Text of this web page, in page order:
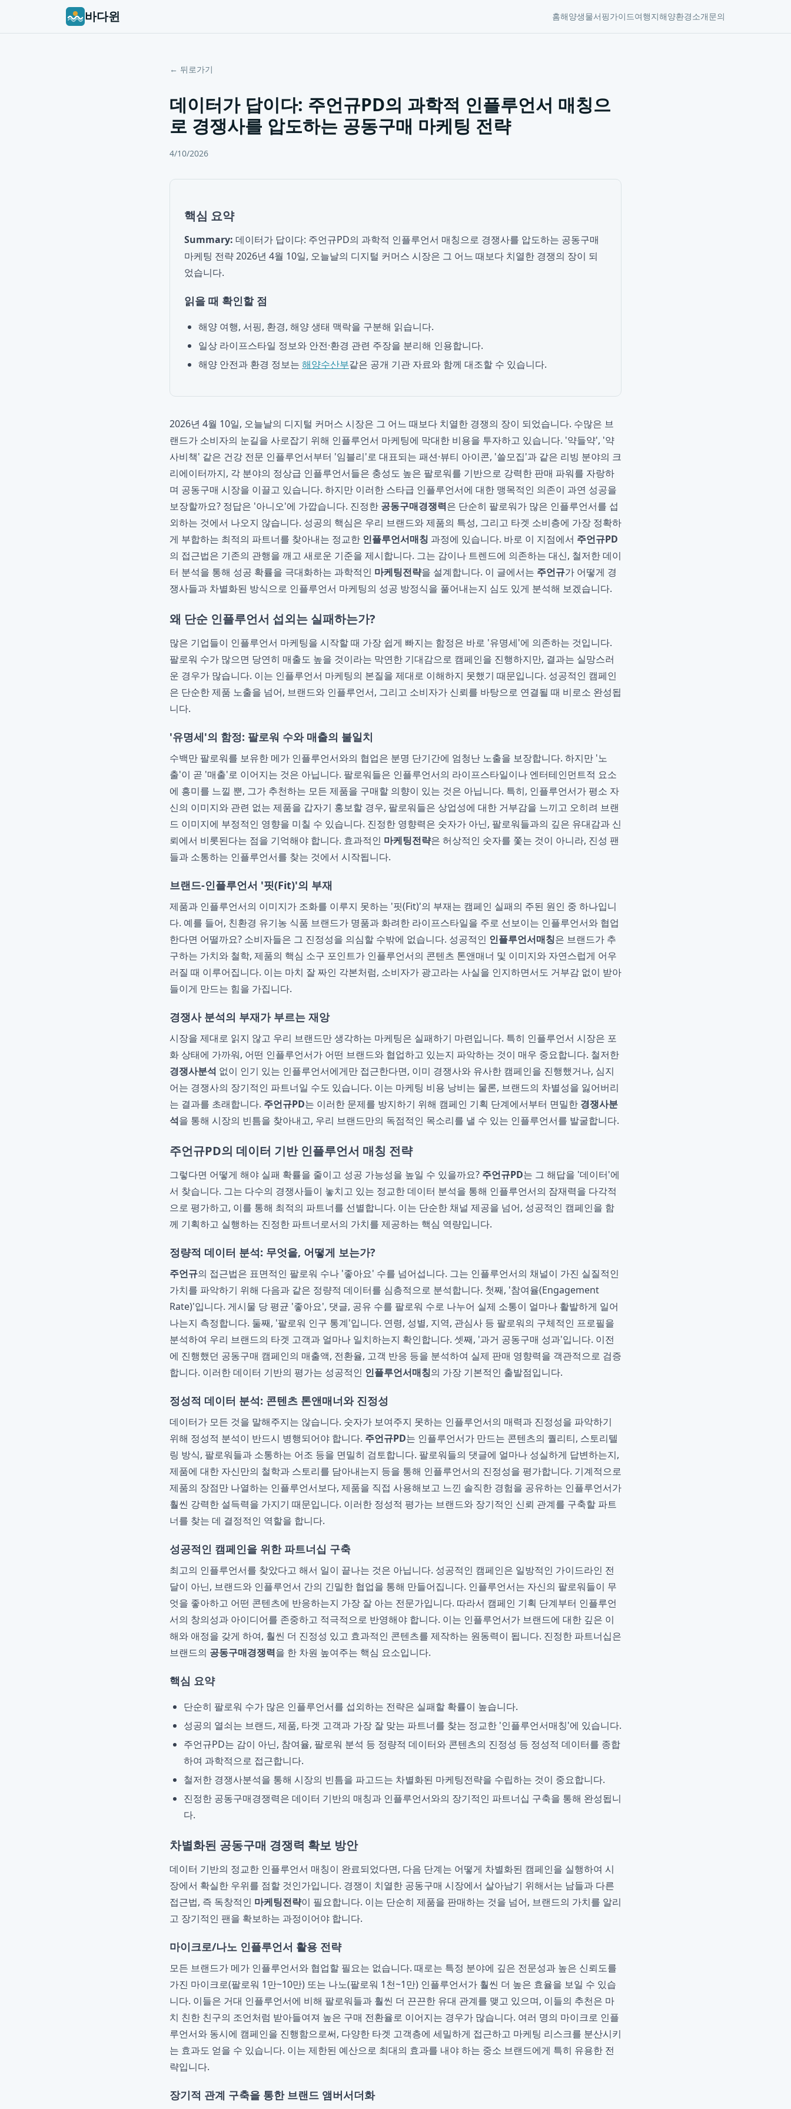
바다윈 홈해양생물서핑가이드여행지해양환경소개문의
← 뒤로가기
데이터가 답이다: 주언규PD의 과학적 인플루언서 매칭으
로 경쟁사를 압도하는 공동구매 마케팅 전략
4/10/2026
핵심 요약
Summary: 데이터가 답이다: 주언규PD의 과학적 인플루언서 매칭으로 경쟁사를 압도하는 공동구매
마케팅 전략 2026년 4월 10일, 오늘날의 디지털 커머스 시장은 그 어느 때보다 치열한 경쟁의 장이 되
었습니다.
읽을 때 확인할 점
해양 여행, 서핑, 환경, 해양 생태 맥락을 구분해 읽습니다.
일상 라이프스타일 정보와 안전·환경 관련 주장을 분리해 인용합니다.
해양 안전과 환경 정보는 해양수산부같은 공개 기관 자료와 함께 대조할 수 있습니다.
2026년 4월 10일, 오늘날의 디지털 커머스 시장은 그 어느 때보다 치열한 경쟁의 장이 되었습니다. 수많은 브
랜드가 소비자의 눈길을 사로잡기 위해 인플루언서 마케팅에 막대한 비용을 투자하고 있습니다. '약들약', '약
사비책' 같은 건강 전문 인플루언서부터 '임블리'로 대표되는 패션·뷰티 아이콘, '쓸모집'과 같은 리빙 분야의 크
리에이터까지, 각 분야의 정상급 인플루언서들은 충성도 높은 팔로워를 기반으로 강력한 판매 파워를 자랑하
며 공동구매 시장을 이끌고 있습니다. 하지만 이러한 스타급 인플루언서에 대한 맹목적인 의존이 과연 성공을
보장할까요? 정답은 '아니오'에 가깝습니다. 진정한 공동구매경쟁력은 단순히 팔로워가 많은 인플루언서를 섭
외하는 것에서 나오지 않습니다. 성공의 핵심은 우리 브랜드와 제품의 특성, 그리고 타겟 소비층에 가장 정확하
게 부합하는 최적의 파트너를 찾아내는 정교한 인플루언서매칭 과정에 있습니다. 바로 이 지점에서 주언규PD
의 접근법은 기존의 관행을 깨고 새로운 기준을 제시합니다. 그는 감이나 트렌드에 의존하는 대신, 철저한 데이
터 분석을 통해 성공 확률을 극대화하는 과학적인 마케팅전략을 설계합니다. 이 글에서는 주언규가 어떻게 경
쟁사들과 차별화된 방식으로 인플루언서 마케팅의 성공 방정식을 풀어내는지 심도 있게 분석해 보겠습니다.
왜 단순 인플루언서 섭외는 실패하는가?
많은 기업들이 인플루언서 마케팅을 시작할 때 가장 쉽게 빠지는 함정은 바로 '유명세'에 의존하는 것입니다.
팔로워 수가 많으면 당연히 매출도 높을 것이라는 막연한 기대감으로 캠페인을 진행하지만, 결과는 실망스러
운 경우가 많습니다. 이는 인플루언서 마케팅의 본질을 제대로 이해하지 못했기 때문입니다. 성공적인 캠페인
은 단순한 제품 노출을 넘어, 브랜드와 인플루언서, 그리고 소비자가 신뢰를 바탕으로 연결될 때 비로소 완성됩
니다.
'유명세'의 함정: 팔로워 수와 매출의 불일치
수백만 팔로워를 보유한 메가 인플루언서와의 협업은 분명 단기간에 엄청난 노출을 보장합니다. 하지만 '노
출'이 곧 '매출'로 이어지는 것은 아닙니다. 팔로워들은 인플루언서의 라이프스타일이나 엔터테인먼트적 요소
에 흥미를 느낄 뿐, 그가 추천하는 모든 제품을 구매할 의향이 있는 것은 아닙니다. 특히, 인플루언서가 평소 자
신의 이미지와 관련 없는 제품을 갑자기 홍보할 경우, 팔로워들은 상업성에 대한 거부감을 느끼고 오히려 브랜
드 이미지에 부정적인 영향을 미칠 수 있습니다. 진정한 영향력은 숫자가 아닌, 팔로워들과의 깊은 유대감과 신
뢰에서 비롯된다는 점을 기억해야 합니다. 효과적인 마케팅전략은 허상적인 숫자를 쫓는 것이 아니라, 진성 팬
들과 소통하는 인플루언서를 찾는 것에서 시작됩니다.
브랜드-인플루언서 '핏(Fit)'의 부재
제품과 인플루언서의 이미지가 조화를 이루지 못하는 '핏(Fit)'의 부재는 캠페인 실패의 주된 원인 중 하나입니
다. 예를 들어, 친환경 유기농 식품 브랜드가 명품과 화려한 라이프스타일을 주로 선보이는 인플루언서와 협업
한다면 어떨까요? 소비자들은 그 진정성을 의심할 수밖에 없습니다. 성공적인 인플루언서매칭은 브랜드가 추
구하는 가치와 철학, 제품의 핵심 소구 포인트가 인플루언서의 콘텐츠 톤앤매너 및 이미지와 자연스럽게 어우
러질 때 이루어집니다. 이는 마치 잘 짜인 각본처럼, 소비자가 광고라는 사실을 인지하면서도 거부감 없이 받아
들이게 만드는 힘을 가집니다.
경쟁사 분석의 부재가 부르는 재앙
시장을 제대로 읽지 않고 우리 브랜드만 생각하는 마케팅은 실패하기 마련입니다. 특히 인플루언서 시장은 포
화 상태에 가까워, 어떤 인플루언서가 어떤 브랜드와 협업하고 있는지 파악하는 것이 매우 중요합니다. 철저한
경쟁사분석 없이 인기 있는 인플루언서에게만 접근한다면, 이미 경쟁사와 유사한 캠페인을 진행했거나, 심지
어는 경쟁사의 장기적인 파트너일 수도 있습니다. 이는 마케팅 비용 낭비는 물론, 브랜드의 차별성을 잃어버리
는 결과를 초래합니다. 주언규PD는 이러한 문제를 방지하기 위해 캠페인 기획 단계에서부터 면밀한 경쟁사분
석을 통해 시장의 빈틈을 찾아내고, 우리 브랜드만의 독점적인 목소리를 낼 수 있는 인플루언서를 발굴합니다.
주언규PD의 데이터 기반 인플루언서 매칭 전략
그렇다면 어떻게 해야 실패 확률을 줄이고 성공 가능성을 높일 수 있을까요? 주언규PD는 그 해답을 '데이터'에
서 찾습니다. 그는 다수의 경쟁사들이 놓치고 있는 정교한 데이터 분석을 통해 인플루언서의 잠재력을 다각적
으로 평가하고, 이를 통해 최적의 파트너를 선별합니다. 이는 단순한 채널 제공을 넘어, 성공적인 캠페인을 함
께 기획하고 실행하는 진정한 파트너로서의 가치를 제공하는 핵심 역량입니다.
정량적 데이터 분석: 무엇을, 어떻게 보는가?
주언규의 접근법은 표면적인 팔로워 수나 '좋아요' 수를 넘어섭니다. 그는 인플루언서의 채널이 가진 실질적인
가치를 파악하기 위해 다음과 같은 정량적 데이터를 심층적으로 분석합니다. 첫째, '참여율(Engagement
Rate)'입니다. 게시물 당 평균 '좋아요', 댓글, 공유 수를 팔로워 수로 나누어 실제 소통이 얼마나 활발하게 일어
나는지 측정합니다. 둘째, '팔로워 인구 통계'입니다. 연령, 성별, 지역, 관심사 등 팔로워의 구체적인 프로필을
분석하여 우리 브랜드의 타겟 고객과 얼마나 일치하는지 확인합니다. 셋째, '과거 공동구매 성과'입니다. 이전
에 진행했던 공동구매 캠페인의 매출액, 전환율, 고객 반응 등을 분석하여 실제 판매 영향력을 객관적으로 검증
합니다. 이러한 데이터 기반의 평가는 성공적인 인플루언서매칭의 가장 기본적인 출발점입니다.
정성적 데이터 분석: 콘텐츠 톤앤매너와 진정성
데이터가 모든 것을 말해주지는 않습니다. 숫자가 보여주지 못하는 인플루언서의 매력과 진정성을 파악하기
위해 정성적 분석이 반드시 병행되어야 합니다. 주언규PD는 인플루언서가 만드는 콘텐츠의 퀄리티, 스토리텔
링 방식, 팔로워들과 소통하는 어조 등을 면밀히 검토합니다. 팔로워들의 댓글에 얼마나 성실하게 답변하는지,
제품에 대한 자신만의 철학과 스토리를 담아내는지 등을 통해 인플루언서의 진정성을 평가합니다. 기계적으로
제품의 장점만 나열하는 인플루언서보다, 제품을 직접 사용해보고 느낀 솔직한 경험을 공유하는 인플루언서가
훨씬 강력한 설득력을 가지기 때문입니다. 이러한 정성적 평가는 브랜드와 장기적인 신뢰 관계를 구축할 파트
너를 찾는 데 결정적인 역할을 합니다.
성공적인 캠페인을 위한 파트너십 구축
최고의 인플루언서를 찾았다고 해서 일이 끝나는 것은 아닙니다. 성공적인 캠페인은 일방적인 가이드라인 전
달이 아닌, 브랜드와 인플루언서 간의 긴밀한 협업을 통해 만들어집니다. 인플루언서는 자신의 팔로워들이 무
엇을 좋아하고 어떤 콘텐츠에 반응하는지 가장 잘 아는 전문가입니다. 따라서 캠페인 기획 단계부터 인플루언
서의 창의성과 아이디어를 존중하고 적극적으로 반영해야 합니다. 이는 인플루언서가 브랜드에 대한 깊은 이
해와 애정을 갖게 하여, 훨씬 더 진정성 있고 효과적인 콘텐츠를 제작하는 원동력이 됩니다. 진정한 파트너십은
브랜드의 공동구매경쟁력을 한 차원 높여주는 핵심 요소입니다.
핵심 요약
단순히 팔로워 수가 많은 인플루언서를 섭외하는 전략은 실패할 확률이 높습니다.
성공의 열쇠는 브랜드, 제품, 타겟 고객과 가장 잘 맞는 파트너를 찾는 정교한 '인플루언서매칭'에 있습니다.
주언규PD는 감이 아닌, 참여율, 팔로워 분석 등 정량적 데이터와 콘텐츠의 진정성 등 정성적 데이터를 종합
하여 과학적으로 접근합니다.
철저한 경쟁사분석을 통해 시장의 빈틈을 파고드는 차별화된 마케팅전략을 수립하는 것이 중요합니다.
진정한 공동구매경쟁력은 데이터 기반의 매칭과 인플루언서와의 장기적인 파트너십 구축을 통해 완성됩니
다.
차별화된 공동구매 경쟁력 확보 방안
데이터 기반의 정교한 인플루언서 매칭이 완료되었다면, 다음 단계는 어떻게 차별화된 캠페인을 실행하여 시
장에서 확실한 우위를 점할 것인가입니다. 경쟁이 치열한 공동구매 시장에서 살아남기 위해서는 남들과 다른
접근법, 즉 독창적인 마케팅전략이 필요합니다. 이는 단순히 제품을 판매하는 것을 넘어, 브랜드의 가치를 알리
고 장기적인 팬을 확보하는 과정이어야 합니다.
마이크로/나노 인플루언서 활용 전략
모든 브랜드가 메가 인플루언서와 협업할 필요는 없습니다. 때로는 특정 분야에 깊은 전문성과 높은 신뢰도를
가진 마이크로(팔로워 1만~10만) 또는 나노(팔로워 1천~1만) 인플루언서가 훨씬 더 높은 효율을 보일 수 있습
니다. 이들은 거대 인플루언서에 비해 팔로워들과 훨씬 더 끈끈한 유대 관계를 맺고 있으며, 이들의 추천은 마
치 친한 친구의 조언처럼 받아들여져 높은 구매 전환율로 이어지는 경우가 많습니다. 여러 명의 마이크로 인플
루언서와 동시에 캠페인을 진행함으로써, 다양한 타겟 고객층에 세밀하게 접근하고 마케팅 리스크를 분산시키
는 효과도 얻을 수 있습니다. 이는 제한된 예산으로 최대의 효과를 내야 하는 중소 브랜드에게 특히 유용한 전
략입니다.
장기적 관계 구축을 통한 브랜드 앰버서더화